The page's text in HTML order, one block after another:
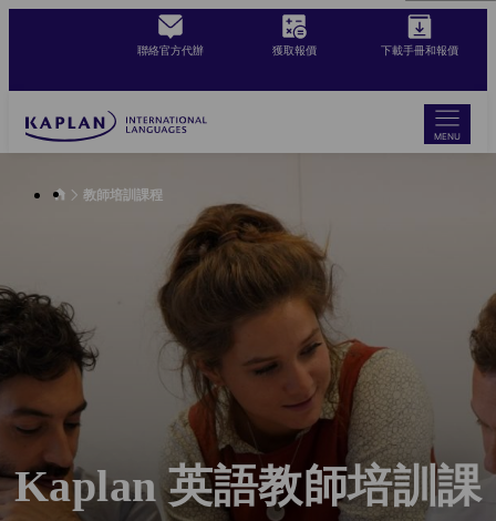
content
聯絡官方代辦 獲取報價 下載手冊和報價
MENU
教師培訓課程
Kaplan 英語教師培訓課